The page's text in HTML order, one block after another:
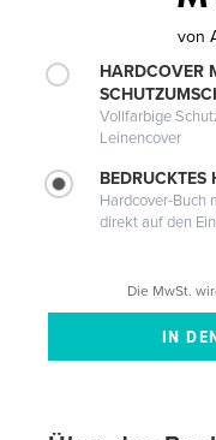
von
HARDCOVER
Vollfarbige
Leinencover
BEDRUCKTES
Hardcover-Buch
direkt auf den
Die MwSt.